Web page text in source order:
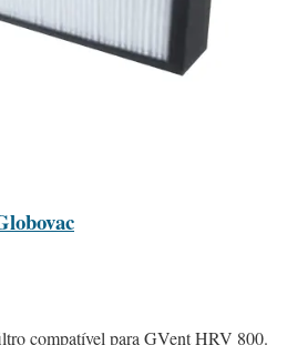
compatível para GVent HRV 800.